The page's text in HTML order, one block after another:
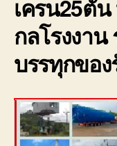
เครน25ตั
กลโรงงาน
บรรทุกของ